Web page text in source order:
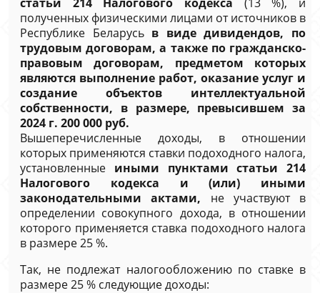
полученных физическими лицами от источников в
Республике Беларусь в виде дивидендов, по
трудовым договорам, а также по гражданско-
правовым договорам, предметом которых
являются выполнение работ, оказание услуг и
создание объектов интеллектуальной
собственности, в размере, превысившем за
2024 г. 200 000 руб.
Вышеперечисленные доходы, в отношении
которых применяются ставки подоходного налога,
установленные иными пунктами статьи 214
Налогового кодекса и (или) иными
законодательными актами, не участвуют в
определении совокупного дохода, в отношении
которого применяется ставка подоходного налога
в размере 25 %.
Так, не подлежат налогообложению по ставке в
размере 25 % следующие доходы: